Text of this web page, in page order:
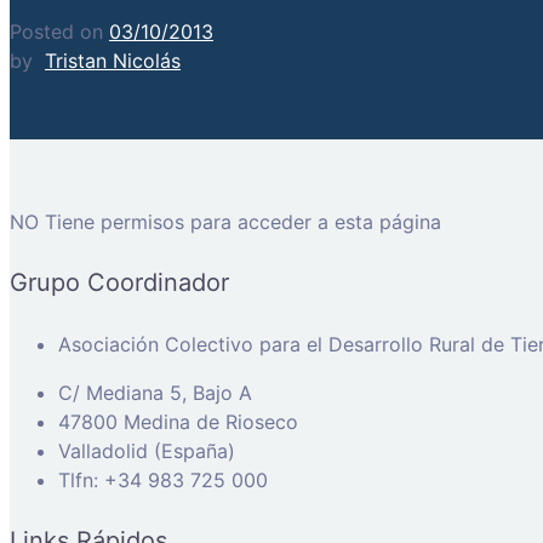
Posted on 03/10/2013
by Tristan Nicolás
NO Tiene permisos para acceder a esta página
Grupo Coordinador
Asociación Colectivo para el Desarrollo Rural de
C/ Mediana 5, Bajo A
47800 Medina de Rioseco
Valladolid (España)
Tlfn: +34 983 725 000